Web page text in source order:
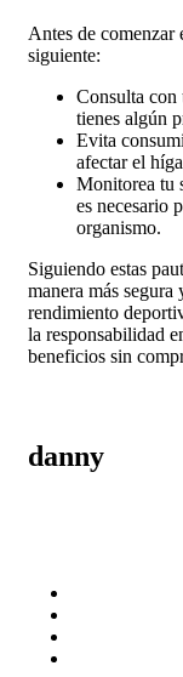
Antes de comenzar
siguiente:
Consulta con
tienes algún
Evita
afectar el
Monitorea tu
es necesario
organismo.
Siguiendo estas
manera más
rendimiento
la responsabilidad
beneficios sin
danny